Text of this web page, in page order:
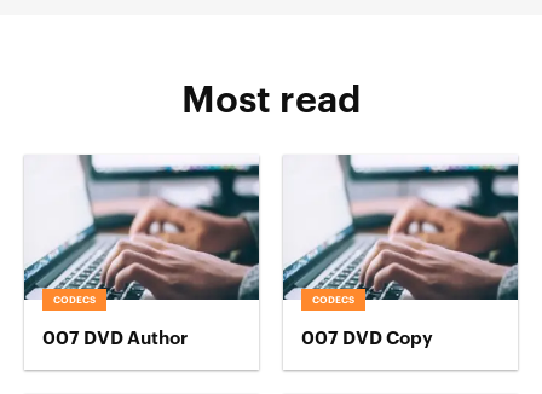
Most read
CODECS
007 DVD Author
CODECS
007 DVD Copy